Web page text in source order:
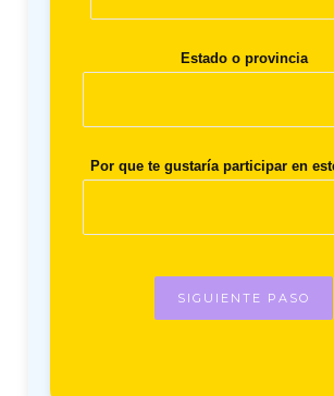
Estado o provincia
Por que te gustaría participar en